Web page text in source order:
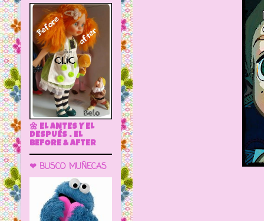
🌼 EL ANTES Y EL
DESPUÉS . EL
BEFORE & AFTER
❤ BUSCO MUÑECAS